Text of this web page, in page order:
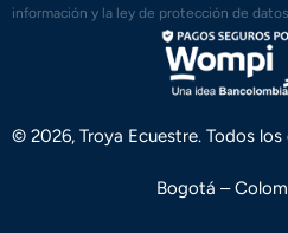
información y la ley de protección de
© 2026, Troya Ecuestre. Todos
Bogotá –